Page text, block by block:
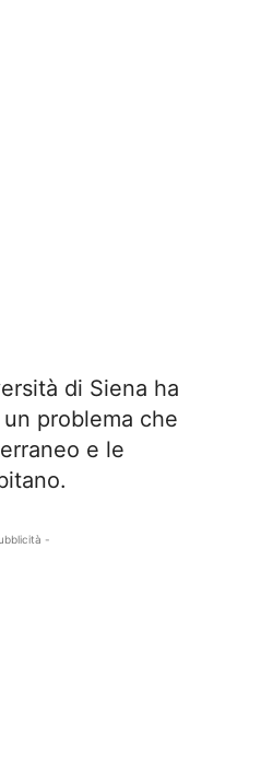
di Siena ha
problema che
e le
-